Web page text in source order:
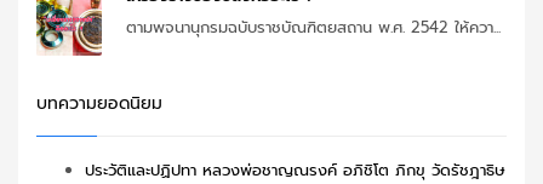
ตามพจนานุกรมฉบับราชบัณฑิตยสถาน พ.ศ. 2542 ให้ควา...
บทความยอดนิยม
ประวัติและปฏิปทา หลวงพ่อชาญณรงค์ อภิชิโต ภิกขุ วัดรัชฎาธิษ